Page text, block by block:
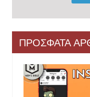
ΠΡΟΣΦΑΤΑ